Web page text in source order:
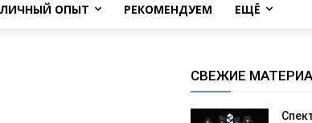
ЛИЧНЫЙ ОПЫТ РЕКОМЕНДУЕМ ЕЩЁ
СВЕЖИЕ